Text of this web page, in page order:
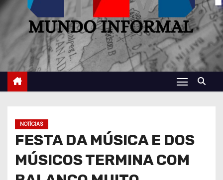
NOTÍCIAS
FESTA DA MÚSICA E DOS
MÚSICOS TERMINA COM